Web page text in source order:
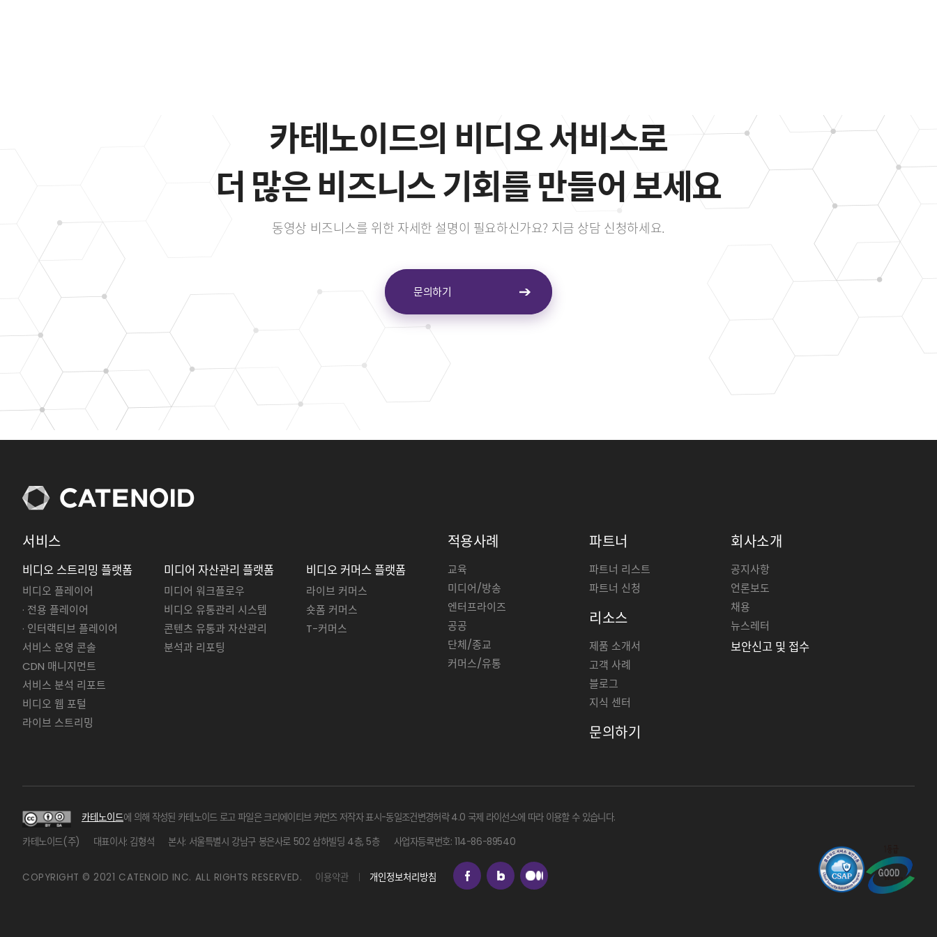
카테노이드의 비디오 서비스로
더 많은 비즈니스 기회를 만들어 보세요
동영상 비즈니스를 위한 자세한 설명이 필요하신가요? 지금 상담 신청하세요.
문의하기
서비스
비디오 스트리밍 플랫폼
비디오 플레이어
· 전용 플레이어
· 인터랙티브 플레이어
서비스 운영 콘솔
CDN 매니지먼트
서비스 분석 리포트
비디오 웹 포털
라이브 스트리밍
미디어 자산관리 플랫폼
미디어 워크플로우
비디오 유통관리 시스템
콘텐츠 유통과 자산관리
분석과 리포팅
비디오 커머스 플랫폼
라이브 커머스
숏폼 커머스
T-커머스
적용사례
교육
미디어/방송
엔터프라이즈
공공
단체/종교
커머스/유통
파트너
파트너 리스트
파트너 신청
리소스
제품 소개서
고객 사례
블로그
지식 센터
문의하기
회사소개
공지사항
언론보도
채용
뉴스레터
보안신고 및 접수
카테노이드에 의해 작성된 카테노이드 로고 파일은 크리에이티브 커먼즈 저작자 표시-동일조건변경허락 4.0 국제 라이선스에 따라 이용할 수 있습니다.
카테노이드(주)
대표이사: 김형석 본사: 서울특별시 강남구 봉은사로 502 삼하빌딩 4층, 5층 사업자등록번호: 114-86-89540
COPYRIGHT © 2021 CATENOID INC. ALL RIGHTS RESERVED. 이용약관 개인정보처리방침